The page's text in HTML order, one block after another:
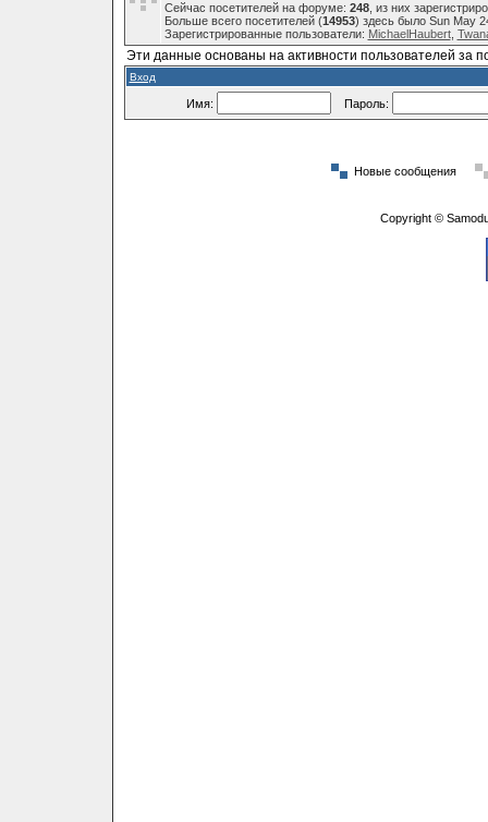
Сейчас посетителей на форуме: 248, из них
Больше всего посетителей (14953) здесь было Sun May
Зарегистрированные пользователи: MichaelHaubert,
Эти данные основаны на активности пользователей за
Вход
Имя: Пароль:
Новые сообщения
Copyright ©